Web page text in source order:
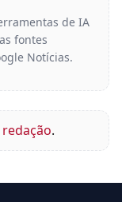
de IA
fontes
Notícias.
redação.